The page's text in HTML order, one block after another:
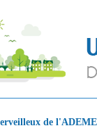
de l'ADEME